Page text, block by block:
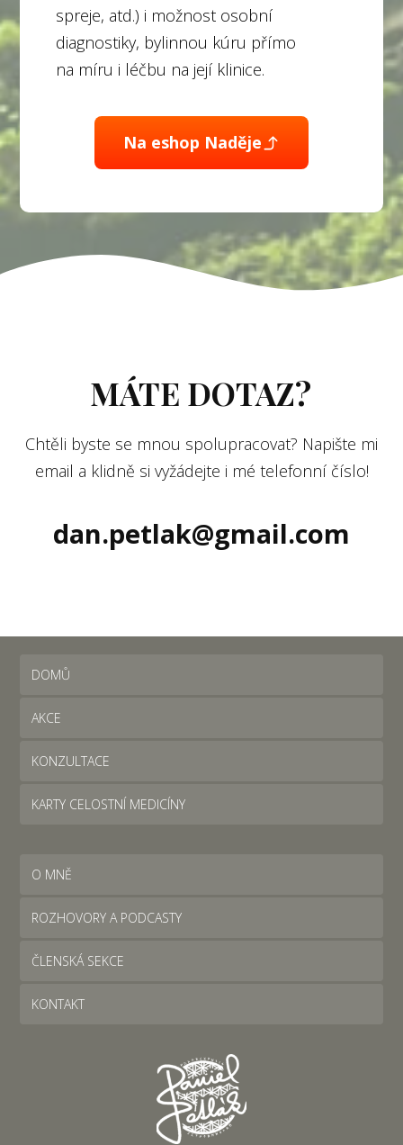
spreje, atd.) i možnost osobní
diagnostiky, bylinnou kúru přímo
na míru i léčbu na její klinice.
Na eshop Naděje
MÁTE DOTAZ?
Chtěli byste se mnou spolupracovat? Napište mi
email a klidně si vyžádejte i mé telefonní číslo!
dan.petlak@gmail.com
DOMŮ
AKCE
KONZULTACE
KARTY CELOSTNÍ MEDICÍNY
O MNĚ
ROZHOVORY A PODCASTY
ČLENSKÁ SEKCE
KONTAKT